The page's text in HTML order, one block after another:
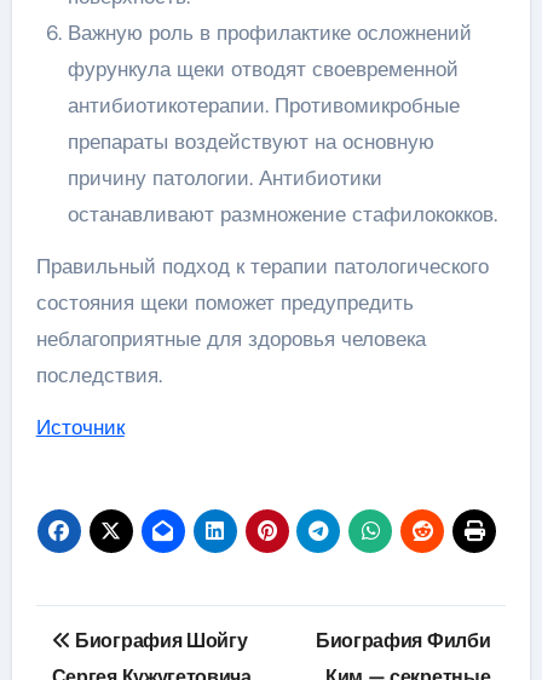
Важную роль в профилактике осложнений
фурункула щеки отводят своевременной
антибиотикотерапии. Противомикробные
препараты воздействуют на основную
причину патологии. Антибиотики
останавливают размножение стафилококков.
Правильный подход к терапии патологического
состояния щеки поможет предупредить
неблагоприятные для здоровья человека
последствия.
Источник
Навигация
Биография Шойгу
Биография Филби